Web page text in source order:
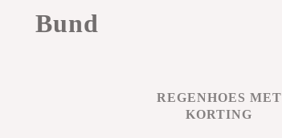
Bund
REGENHOES MET
KORTING